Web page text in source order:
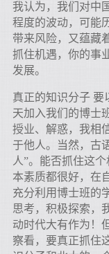
我认为，我们对中
程度的波动，可能
带来风险，又蕴藏
抓住机遇，你的事
发展。
真正的知识分子 要
天加入我们的博士
授业、解惑，我相
于他人。当然，古
人”。能否抓住这
本素质都很好，在
充分利用博士班的
思考，积极探索，
动时代大有作为！
察看，要真正抓住